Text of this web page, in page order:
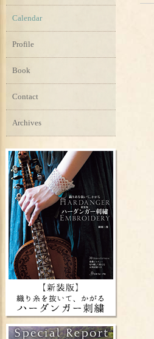
Calendar
Profile
Book
Contact
Archives